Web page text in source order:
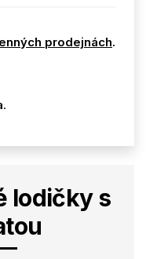
prodejnách.
.
lodičky s